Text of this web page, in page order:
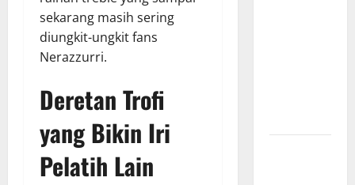
sekarang masih sering
diungkit-ungkit fans
Nerazzurri.
Deretan Trofi
yang Bikin Iri
Pelatih Lain